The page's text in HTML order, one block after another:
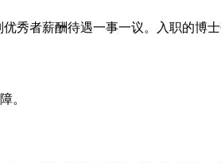
优秀者薪酬待遇一事一议。入职的博
。